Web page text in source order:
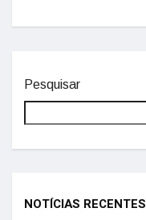
Pesquisar
NOTÍCIAS RECENTES